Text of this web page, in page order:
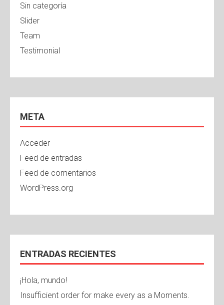
Sin categoría
Slider
Team
Testimonial
META
Acceder
Feed de entradas
Feed de comentarios
WordPress.org
ENTRADAS RECIENTES
¡Hola, mundo!
Insufficient order for make every as a Moments.